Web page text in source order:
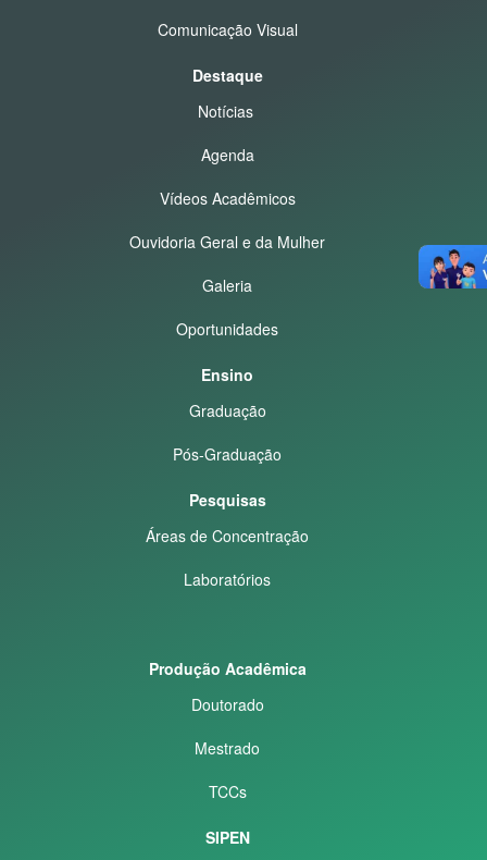
Comunicação Visual
Destaque
Notícias
Agenda
Vídeos Acadêmicos
Ouvidoria Geral e da Mulher
Galeria
Oportunidades
Ensino
Graduação
Pós-Graduação
Pesquisas
Áreas de Concentração
Laboratórios
Produção Acadêmica
Doutorado
Mestrado
TCCs
SIPEN